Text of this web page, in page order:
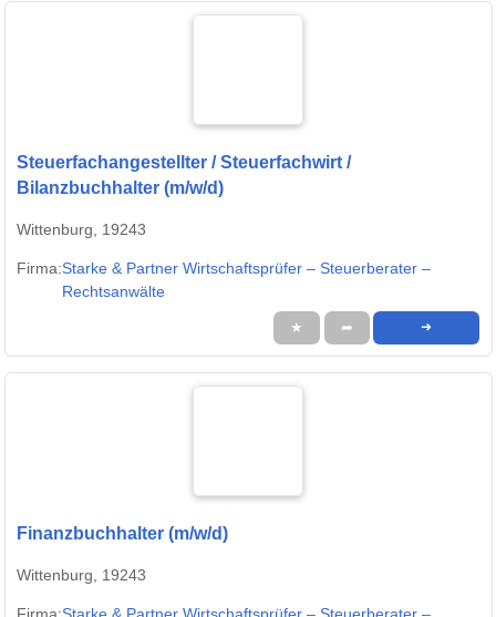
Steuerfachangestellter / Steuerfachwirt /
Bilanzbuchhalter (m/w/d)
Wittenburg, 19243
Firma:Starke & Partner Wirtschaftsprüfer – Steuerberater –
Rechtsanwälte
★ ➦ ➜
Finanzbuchhalter (m/w/d)
Wittenburg, 19243